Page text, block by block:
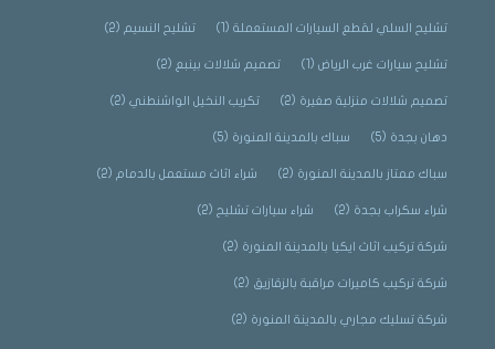
تشليح السلي لقطع السيارات المستعملة(1) تشليح النسيم(2)
تشليح سيارات غرب الرياض(1) تصميم شلالات بينبع (2)
تصميم شلالات منزلية صغيرة (2) تكريب النخيل الواشنطني(2)
دهان بجدة (5) سباك بالمدينة المنورة (5)
سباك ممتاز بالمدينة المنورة (2) شراء اثاث مستعمل بالدمام(2)
شراء سكراب بجدة (2) شراء سيارات تشليح (2)
شركة تركيب اثاث ايكيا بالمدينة المنورة (2)
شركة تركيب كاميرات مراقبة بالزقازيق (2)
شركة تسليك مجاري بالمدينة المنورة (2)